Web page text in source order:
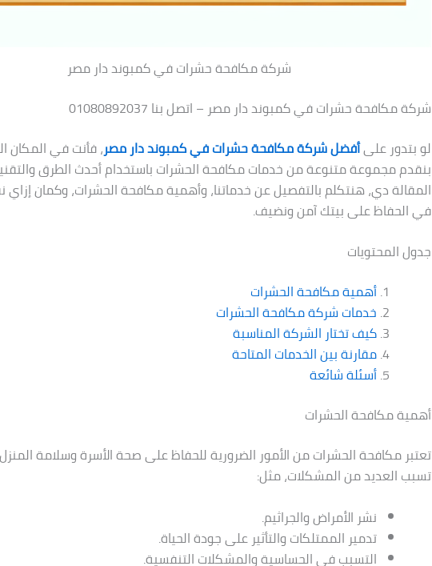
شركة مكافحة حشرات في كمبوند دار مصر
شركة مكافحة حشرات في كمبوند دار مصر – اتصل بنا 01080892037
لو بتدور علىأفضل شركة مكافحة حشرات في كمبوند دار مصر، فأنت في المكان
بنقدم مجموعة متنوعة من خدمات مكافحة الحشرات باستخدام أحدث الطرق
المقالة دي، هنتكلم بالتفصيل عن خدماتنا، وأهمية مكافحة الحشرات، وكمان
في الحفاظ على بيتك آمن ونضيف.
جدول المحتويات
أهمية مكافحة الحشرات
خدمات شركة مكافحة الحشرات
كيف تختار الشركة المناسبة
مقارنة بين الخدمات المتاحة
أسئلة شائعة
أهمية مكافحة الحشرات
تعتبر مكافحة الحشرات من الأمور الضرورية للحفاظ على صحة الأسرة وسلامة
تسبب العديد من المشكلات، مثل:
نشر الأمراض والجراثيم.
تدمير الممتلكات والتأثير على جودة الحياة.
التسبب في الحساسية والمشكلات التنفسية.